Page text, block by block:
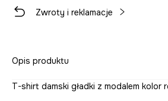
Zwroty i reklamacje
Opis produktu
T-shirt damski gładki z modalem kolor